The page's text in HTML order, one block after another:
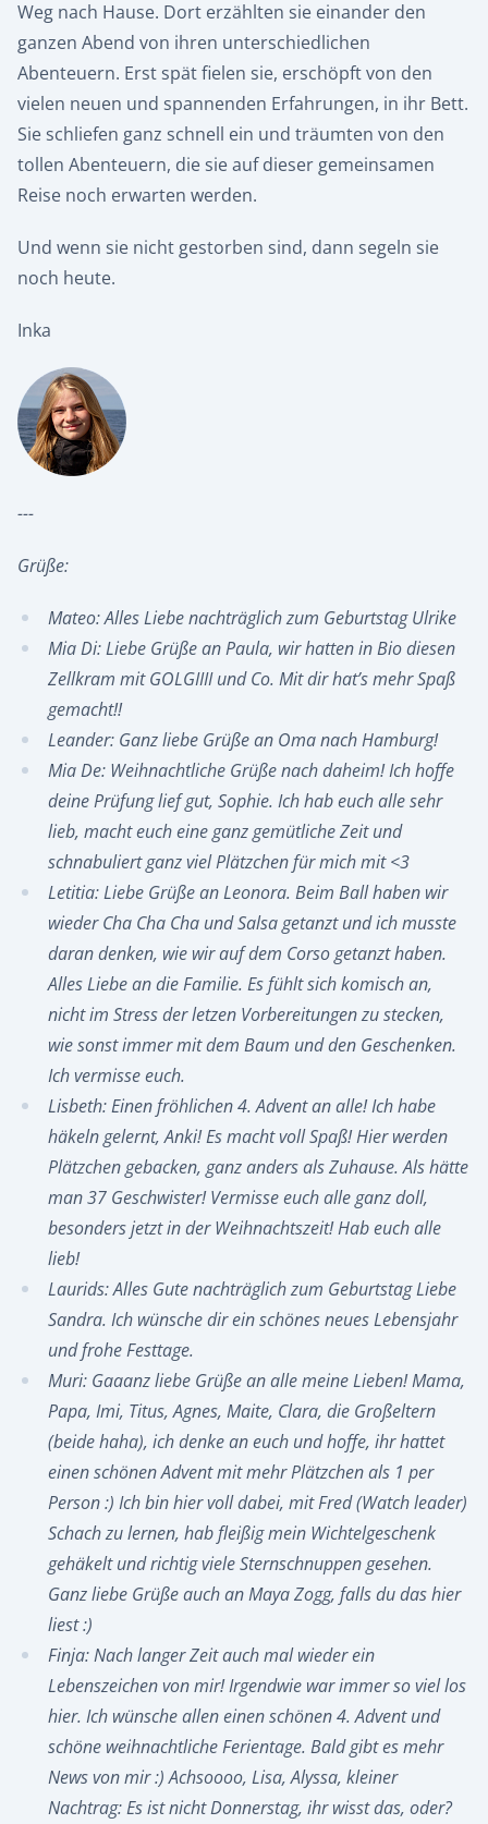
Weg nach Hause. Dort erzählten sie einander den
ganzen Abend von ihren unterschiedlichen
Abenteuern. Erst spät fielen sie, erschöpft von den
vielen neuen und spannenden Erfahrungen, in ihr Bett.
Sie schliefen ganz schnell ein und träumten von den
tollen Abenteuern, die sie auf dieser gemeinsamen
Reise noch erwarten werden.
Und wenn sie nicht gestorben sind, dann segeln sie
noch heute.
Inka
---
Grüße:
Mateo: Alles Liebe nachträglich zum Geburtstag Ulrike
Mia Di: Liebe Grüße an Paula, wir hatten in Bio diesen
Zellkram mit GOLGIIII und Co. Mit dir hat’s mehr Spaß
gemacht!!
Leander: Ganz liebe Grüße an Oma nach Hamburg!
Mia De: Weihnachtliche Grüße nach daheim! Ich hoffe
deine Prüfung lief gut, Sophie. Ich hab euch alle sehr
lieb, macht euch eine ganz gemütliche Zeit und
schnabuliert ganz viel Plätzchen für mich mit <3
Letitia: Liebe Grüße an Leonora. Beim Ball haben wir
wieder Cha Cha Cha und Salsa getanzt und ich musste
daran denken, wie wir auf dem Corso getanzt haben.
Alles Liebe an die Familie. Es fühlt sich komisch an,
nicht im Stress der letzen Vorbereitungen zu stecken,
wie sonst immer mit dem Baum und den Geschenken.
Ich vermisse euch.
Lisbeth: Einen fröhlichen 4. Advent an alle! Ich habe
häkeln gelernt, Anki! Es macht voll Spaß! Hier werden
Plätzchen gebacken, ganz anders als Zuhause. Als hätte
man 37 Geschwister! Vermisse euch alle ganz doll,
besonders jetzt in der Weihnachtszeit! Hab euch alle
lieb!
Laurids: Alles Gute nachträglich zum Geburtstag Liebe
Sandra. Ich wünsche dir ein schönes neues Lebensjahr
und frohe Festtage.
Muri: Gaaanz liebe Grüße an alle meine Lieben! Mama,
Papa, Imi, Titus, Agnes, Maite, Clara, die Großeltern
(beide haha), ich denke an euch und hoffe, ihr hattet
einen schönen Advent mit mehr Plätzchen als 1 per
Person :) Ich bin hier voll dabei, mit Fred (Watch leader)
Schach zu lernen, hab fleißig mein Wichtelgeschenk
gehäkelt und richtig viele Sternschnuppen gesehen.
Ganz liebe Grüße auch an Maya Zogg, falls du das hier
liest :)
Finja: Nach langer Zeit auch mal wieder ein
Lebenszeichen von mir! Irgendwie war immer so viel los
hier. Ich wünsche allen einen schönen 4. Advent und
schöne weihnachtliche Ferientage. Bald gibt es mehr
News von mir :) Achsoooo, Lisa, Alyssa, kleiner
Nachtrag: Es ist nicht Donnerstag, ihr wisst das, oder?